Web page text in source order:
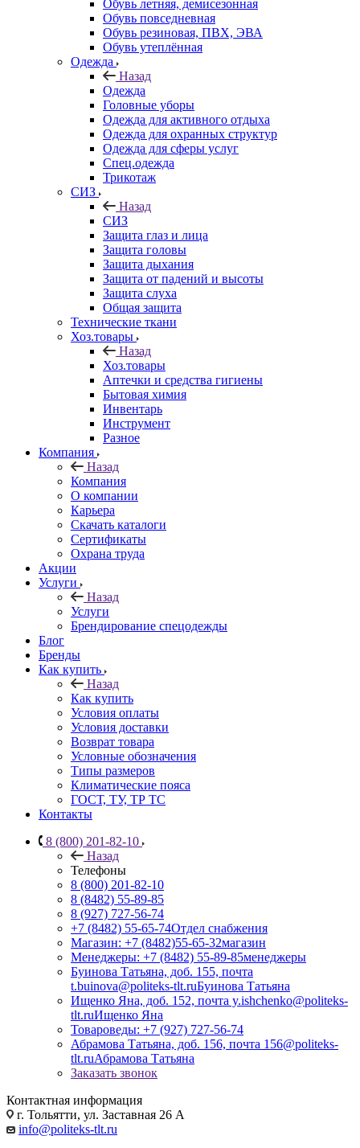
Обувь летняя, демисезонная
Обувь повседневная
Обувь резиновая, ПВХ, ЭВА
Обувь утеплённая
Одежда
Назад
Одежда
Головные уборы
Одежда для активного отдыха
Одежда для охранных структур
Одежда для сферы услуг
Спец.одежда
Трикотаж
СИЗ
Назад
СИЗ
Защита глаз и лица
Защита головы
Защита дыхания
Защита от падений и высоты
Защита слуха
Общая защита
Технические ткани
Хоз.товары
Назад
Хоз.товары
Аптечки и средства гигиены
Бытовая химия
Инвентарь
Инструмент
Разное
Компания
Назад
Компания
О компании
Карьера
Cкачать каталоги
Сертификаты
Охрана труда
Акции
Услуги
Назад
Услуги
Брендирование спецодежды
Блог
Бренды
Как купить
Назад
Как купить
Условия оплаты
Условия доставки
Возврат товара
Условные обозначения
Типы размеров
Климатические пояса
ГОСТ, ТУ, ТР ТС
Контакты
8 (800) 201-82-10
Назад
Телефоны
8 (800) 201-82-10
8 (8482) 55-89-85
8 (927) 727-56-74
+7 (8482) 55-65-74Отдел снабжения
Магазин: +7 (8482)55-65-32магазин
Менеджеры: +7 (8482) 55-89-85менеджеры
Буинова Татьяна, доб. 155, почта
t.buinova@politeks-tlt.ruБуинова Татьяна
Ищенко Яна, доб. 152, почта y.ishchenko@politeks-
tlt.ruИщенко Яна
Товароведы: +7 (927) 727-56-74
Абрамова Татьяна, доб. 156, почта 156@politeks-
tlt.ruАбрамова Татьяна
Заказать звонок
Контактная информация
г. Тольятти, ул. Заставная 26 А
info@politeks-tlt.ru